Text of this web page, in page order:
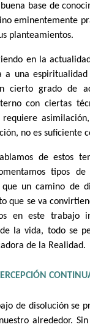
base de
eminentemente
planteamientos.
en la
a una
cierto grado de
con ciertas
requiere
no es suficiente
de estos
tipos
un camino de
que se va
en este trabajo
la vida, todo se
de la Realidad.
de disolución se
alrededor.